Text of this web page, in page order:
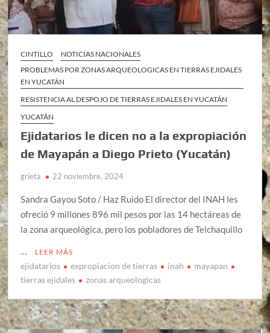
CINTILLO
NOTICIAS NACIONALES
PROBLEMAS POR ZONAS ARQUEOLOGICAS EN TIERRAS EJIDALES
EN YUCATÁN
RESISTENCIA AL DESPOJO DE TIERRAS EJIDALES EN YUCATÁN
YUCATÁN
Ejidatarios le dicen no a la expropiación
de Mayapán a Diego Prieto (Yucatán)
grieta 22 noviembre, 2024
Sandra Gayou Soto / Haz Ruido El director del INAH les
ofreció 9 millones 896 mil pesos por las 14 hectáreas de
la zona arqueológica, pero los pobladores de Telchaquillo
…
LEER MÁS
ejidatarios expropiacion de tierras inah
mayapan
tierras ejidales
zonas arqueologicas